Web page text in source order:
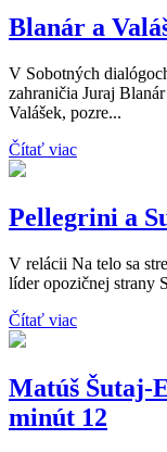
Blanár a
V Sobotných
zahraničia Juraj
Valášek, pozre...
Čítať viac
Pellegrini a
V relácii Na telo sa
líder opozičnej strany
Čítať viac
Matúš Šutaj-
minút 12